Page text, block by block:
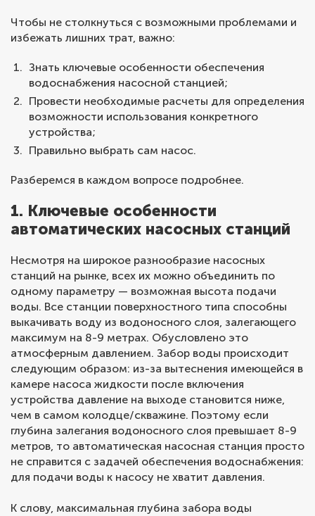
Чтобы не столкнуться с возможными проблемами и
избежать лишних трат, важно:
Знать ключевые особенности обеспечения
водоснабжения насосной станцией;
Провести необходимые расчеты для определения
возможности использования конкретного
устройства;
Правильно выбрать сам насос.
Разберемся в каждом вопросе подробнее.
1. Ключевые особенности
автоматических насосных станций
Несмотря на широкое разнообразие насосных
станций на рынке, всех их можно объединить по
одному параметру — возможная высота подачи
воды. Все станции поверхностного типа способны
выкачивать воду из водоносного слоя, залегающего
максимум на 8-9 метрах. Обусловлено это
атмосферным давлением. Забор воды происходит
следующим образом: из-за вытеснения имеющейся в
камере насоса жидкости после включения
устройства давление на выходе становится ниже,
чем в самом колодце/скважине. Поэтому если
глубина залегания водоносного слоя превышает 8-9
метров, то автоматическая насосная станция просто
не справится с задачей обеспечения водоснабжения:
для подачи воды к насосу не хватит давления.
К слову, максимальная глубина забора воды